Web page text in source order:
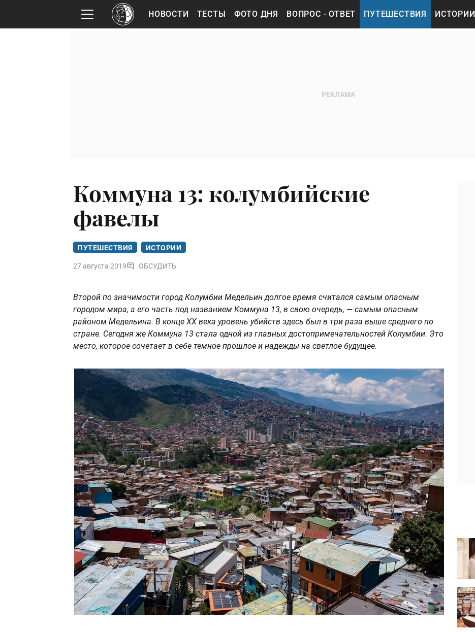
НОВОСТИ ТЕСТЫ ФОТО ДНЯ ВОПРОС - ОТВЕТ ПУТЕШЕСТВИЯ ИСТОРИИ
Коммуна 13: колумбийские
фавелы
ПУТЕШЕСТВИЯ ИСТОРИИ
27 августа 2019 ОБСУДИТЬ
Второй по значимости город Колумбии Медельин долгое время считался самым опасным
городом мира, а его часть под названием Коммуна 13, в свою очередь, — самым опасным
районом Медельина. В конце XX века уровень убийств здесь был в три раза выше среднего по
стране. Сегодня же Коммуна 13 стала одной из главных достопримечательностей Колумбии. Это
место, которое сочетает в себе темное прошлое и надежды на светлое будущее.